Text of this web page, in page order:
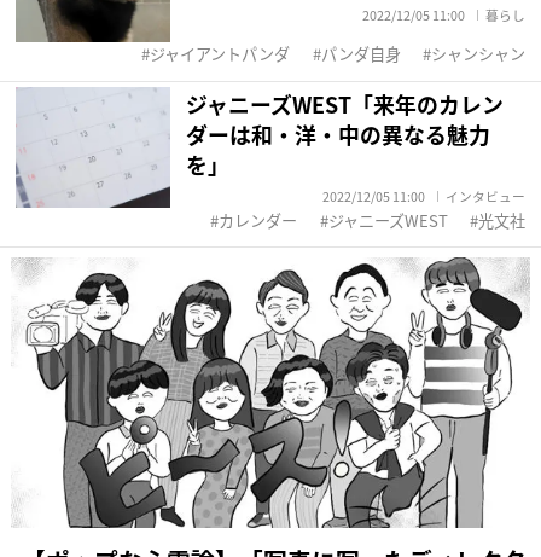
2022/12/05 11:00 暮らし
ジャイアントパンダ パンダ自身 シャンシャン
ジャニーズWEST「来年のカレン
ダーは和・洋・中の異なる魅力
を」
2022/12/05 11:00 インタビュー
カレンダー ジャニーズWEST 光文社